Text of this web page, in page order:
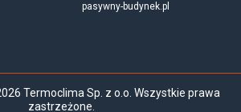
pasywny-budynek.pl
Termoclima Sp. z o.o. Wszystkie prawa
zastrzeżone.